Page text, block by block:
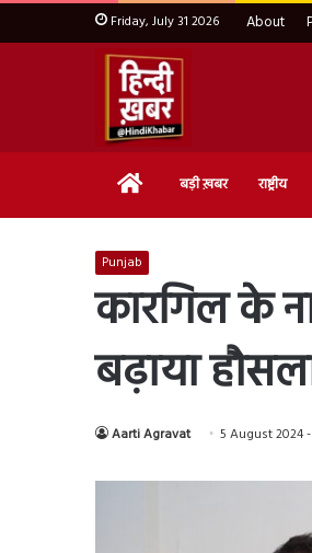
Friday, July 31 2026 About
Home बड़ी ख़बर राष्ट्रीय
Punjab
कारगिल के
बढ़ाया
Aarti Agravat 5 August 2024 -